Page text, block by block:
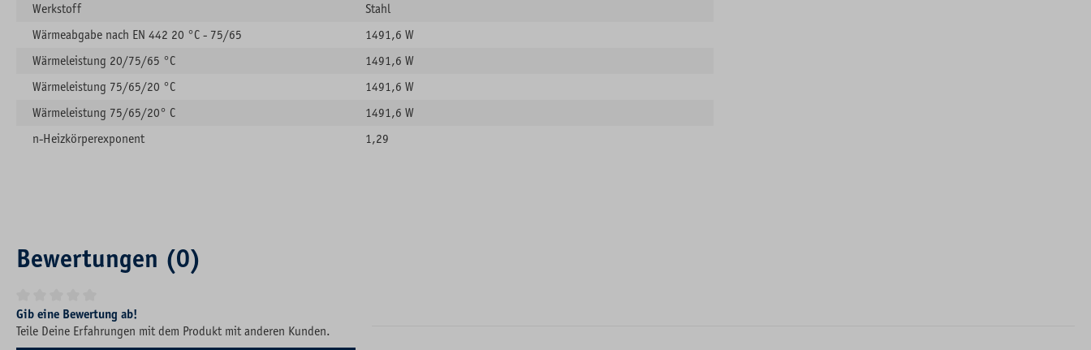
Werkstoff
Stahl
Wärmeabgabe nach EN 442 20 °C - 75/65
1491,6 W
Wärmeleistung 20/75/65 °C
1491,6 W
Wärmeleistung 75/65/20 °C
1491,6 W
Wärmeleistung 75/65/20° C
1491,6 W
n-Heizkörperexponent
1,29
Bewertungen (0)
Durchschnittliche Bewertung von 0 von 5 Sternen
Gib eine Bewertung ab!
Teile Deine Erfahrungen mit dem Produkt mit anderen Kunden.